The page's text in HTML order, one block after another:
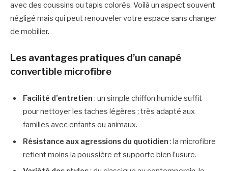
avec des coussins ou tapis colorés. Voilà un aspect souvent
négligé mais qui peut renouveler votre espace sans changer
de mobilier.
Les avantages pratiques d’un canapé
convertible microfibre
Facilité d’entretien : un simple chiffon humide suffit
pour nettoyer les taches légères ; très adapté aux
familles avec enfants ou animaux.
Résistance aux agressions du quotidien : la microfibre
retient moins la poussière et supporte bien l’usure.